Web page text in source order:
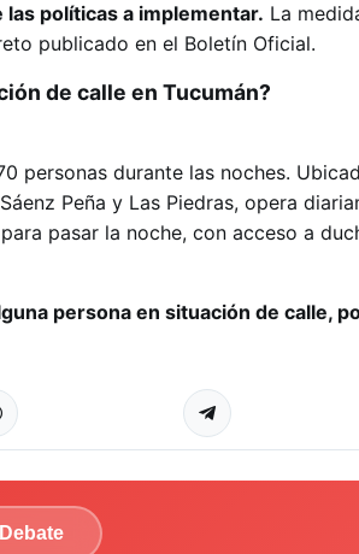
políticas a implementar. La
publicado en el Boletín Oficial.
de calle en Tucumán?
personas durante las noches.
Peña y Las Piedras, opera
pasar la noche, con acceso a
persona en situación de calle,